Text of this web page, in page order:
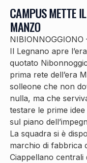
CAMPUS METTE
MANZO
Il Legnano apre
quotato
prima rete dell’era
solleone che non
nulla, ma che
testare le prime
sul piano
La squadra si è
marchio di fabbrica
Ciappellano centrali